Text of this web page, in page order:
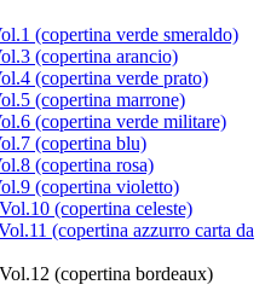
(copertina verde smeraldo)
(copertina arancio)
(copertina verde prato)
(copertina marrone)
(copertina verde militare)
(copertina blu)
(copertina rosa)
(copertina violetto)
(copertina celeste)
(copertina azzurro carta da
(copertina bordeaux)